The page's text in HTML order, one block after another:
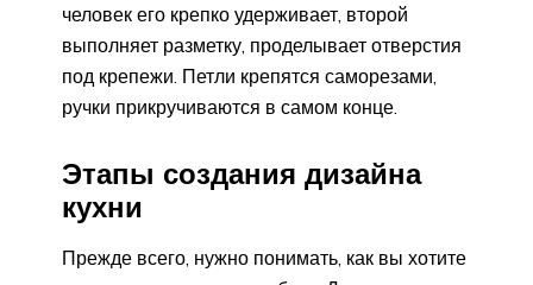
человек его крепко удерживает, второй
выполняет разметку, проделывает отверстия
под крепежи. Петли крепятся саморезами,
ручки прикручиваются в самом конце.
Этапы создания дизайна
кухни
Прежде всего, нужно понимать, как вы хотите